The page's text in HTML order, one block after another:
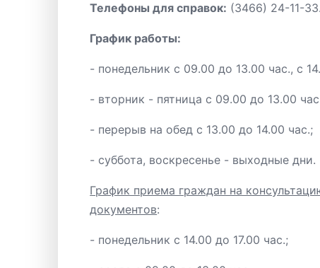
Телефоны для справок: (3466) 24-11-33.
График работы:
- понедельник с 09.00 до 13.00 час., с
- вторник - пятница с 09.00 до 13.00
- перерыв на обед с 13.00 до 14.00 час.;
- суббота, воскресенье - выходные дни.
График приема граждан на
документов:
- понедельник с 14.00 до 17.00 час.;